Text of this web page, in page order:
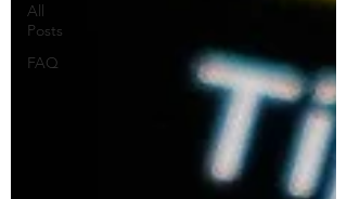
All
Posts
FAQ